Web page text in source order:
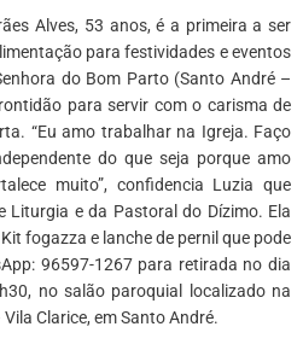
Alves, 53 anos, é a primeira a ser
para festividades e eventos
do Bom Parto (Santo André –
para servir com o carisma de
“Eu amo trabalhar na Igreja. Faço
do que seja porque amo
muito”, confidencia Luzia que
Liturgia e da Pastoral do Dízimo. Ela
fogazza e lanche de pernil que pode
96597-1267 para retirada no dia
no salão paroquial localizado na
Clarice, em Santo André.